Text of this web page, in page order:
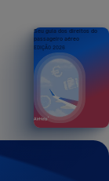
Seu guia dos direitos do
passageiro aéreo
EDIÇÃO 2026